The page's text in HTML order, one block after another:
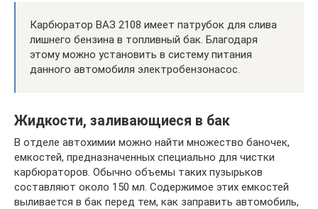
Карбюратор ВАЗ 2108 имеет патрубок для слива
лишнего бензина в топливный бак. Благодаря
этому можно установить в систему питания
данного автомобиля электробензонасос.
Жидкости, заливающиеся в бак
В отделе автохимии можно найти множество баночек,
емкостей, предназначенных специально для чистки
карбюраторов. Обычно объемы таких пузырьков
составляют около 150 мл. Содержимое этих емкостей
выливается в бак перед тем, как заправить автомобиль,